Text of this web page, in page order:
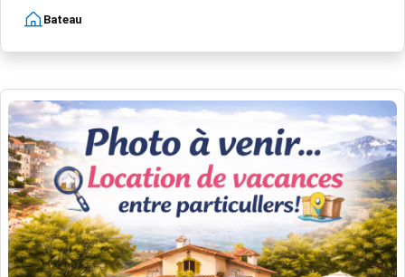
Bateau